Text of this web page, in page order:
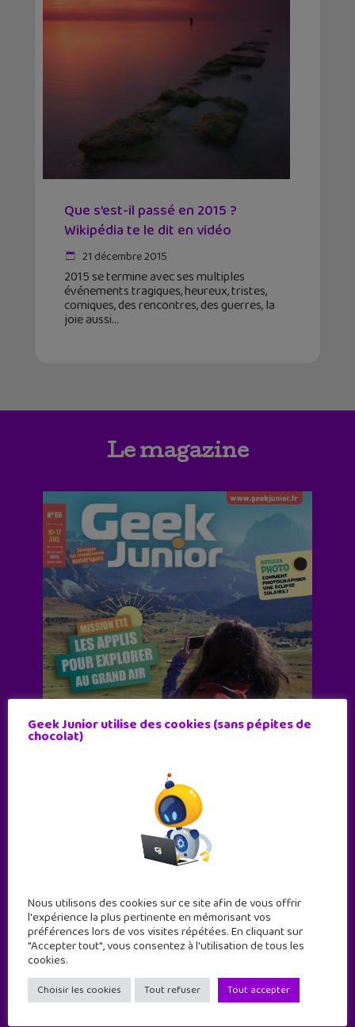
Que s’est-il passé en 2015 ?
Wikipédia te le dit en vidéo
21 décembre 2015
2015 se termine avec ses multiples
événements tragiques, heureux, tristes,
comiques, des rencontres, des guerres, la
joie aussi
Le magazine
11 numéros par an
Geek Junior utilise des cookies (sans pépites de
chocolat)
Nous utilisons des cookies sur ce site afin de vous offrir
l'expérience la plus pertinente en mémorisant vos
préférences lors de vos visites répétées. En cliquant sur
"Accepter tout", vous consentez à l'utilisation de tous les
cookies.
Choisir les cookies Tout refuser Tout accepter